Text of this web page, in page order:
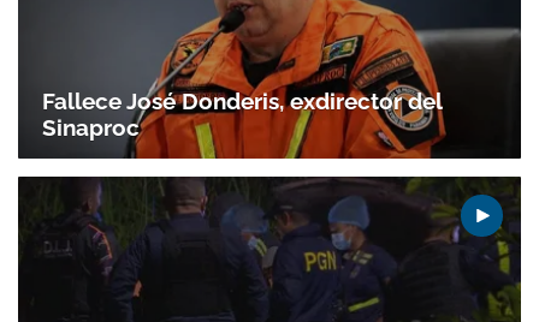
Fallece José Donderis, exdirector del
Sinaproc